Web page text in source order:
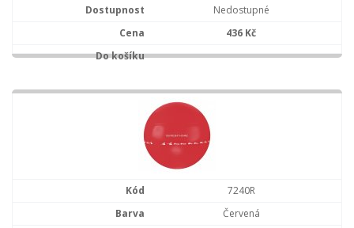
Nedostupné
436 Kč
7240R
Červená